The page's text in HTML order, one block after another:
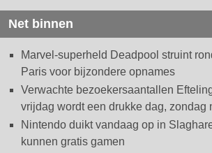
Net binnen
Marvel-superheld Deadpool struint
Paris voor bijzondere opnames
Verwachte bezoekersaantallen
vrijdag wordt een drukke dag, zondag
Nintendo duikt vandaag op in
kunnen gratis gamen